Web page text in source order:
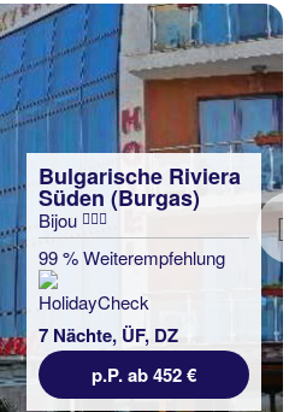
Bulgarische Riviera
Süden (Burgas)
Bijou
99 % Weiterempfehlung
7 Nächte, ÜF, DZ
p.P. ab 452 €